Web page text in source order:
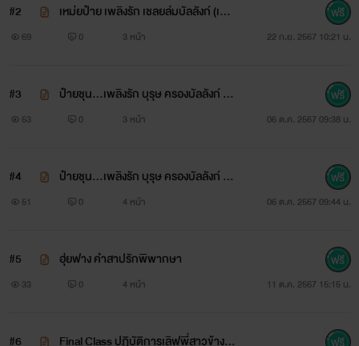
#2
เหม่ยป๋าย เพลิงรัก เชลยล่มบัลลังก์ (เล่ม
2)
69 0 3 หน้า 22 ก.ย. 2567 10:21 น.
#3
ป๋ายชุน...เพลิงรัก บุรุษ ครองบัลลังก์ (เล่
ม1)
53 0 3 หน้า 06 ต.ค. 2567 09:38 น.
#4
ป๋ายชุน...เพลิงรัก บุรุษ ครองบัลลังก์ (เล่
ม2)
51 0 4 หน้า 06 ต.ค. 2567 09:44 น.
#5 ฮุ่ยฟาง คำสาปรักพิพากษา
33 0 4 หน้า 11 ต.ค. 2567 15:15 น.
#6 Final Class ปฏิบัติการเลิฟพี่สาวข้างบ้